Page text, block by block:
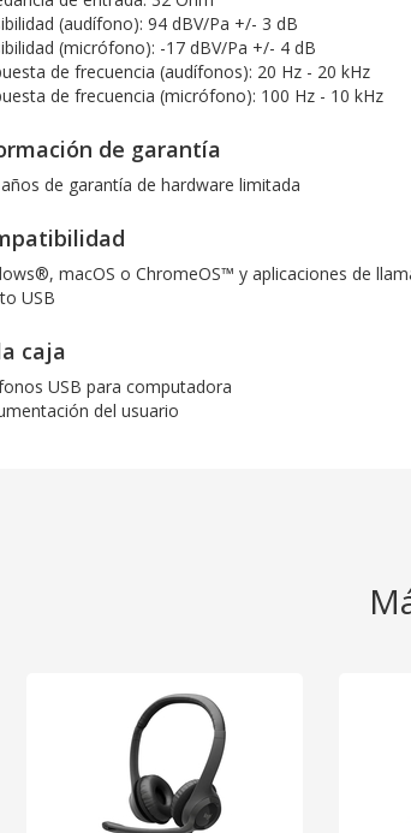
(audífono): 94 dBV/Pa +/- 3 dB
(micrófono): -17 dBV/Pa +/- 4 dB
de frecuencia (audífonos): 20 Hz - 20 kHz
de frecuencia (micrófono): 100 Hz - 10 kHz
de garantía
de garantía de hardware limitada
macOS o ChromeOS™ y aplicaciones de
USB
caja
USB para computadora
del usuario